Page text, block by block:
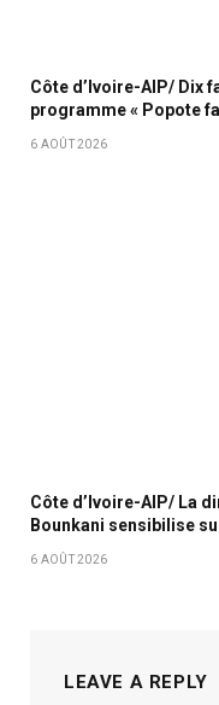
Côte d’Ivoire-AIP/ Dix
programme « Popote
6 AOÛT 2026
Côte d’Ivoire-AIP/ La
Bounkani sensibilise
6 AOÛT 2026
LEAVE A REPLY